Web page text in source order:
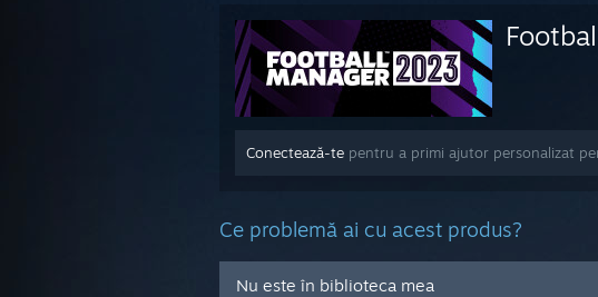
Conectează-te pentru a primi ajutor personalizat
Ce problemă ai cu acest produs?
Nu este în biblioteca mea